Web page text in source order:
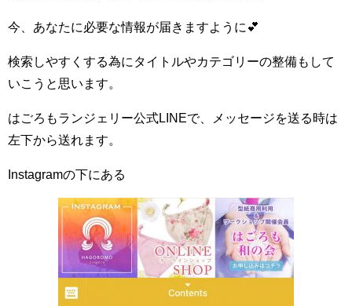
今、あなたに必要な情報が届きますように💕
検索しやすくする為にタイトルやカテゴリーの整備もして
いこうと思います。
はごろもランジェリー公式LINEで、メッセージを送る時は
左下から送れます。
Instagramの下にある